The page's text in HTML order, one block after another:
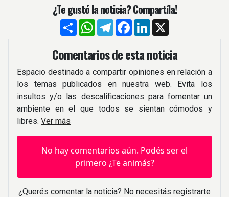
¿Te gustó la noticia? Compartíla!
CompartirWhatsApp
TelegramFacebook
LinkedIn
Comentarios de esta noticia
Espacio destinado a compartir opiniones en relación a
los temas publicados en nuestra web. Evita los
insultos y/o las descalificaciones para fomentar un
ambiente en el que todos se sientan cómodos y
libres. Ver más
No hay comentarios aún. Podés ser el
primero ¿Te animás?
¿Querés comentar la noticia? No necesitás registrarte